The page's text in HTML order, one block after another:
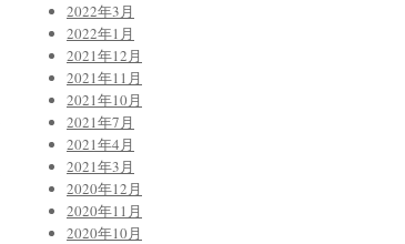
2022年3月
2022年1月
2021年12月
2021年11月
2021年10月
2021年7月
2021年4月
2021年3月
2020年12月
2020年11月
2020年10月